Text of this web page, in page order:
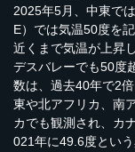
2025年5月、中東で
E）では気温50度を
近くまで気温が上昇
デスバレーでも50度
数は、過去40年で2
東や北アフリカ、南
カでも観測され、カ
021年に49.6度とい